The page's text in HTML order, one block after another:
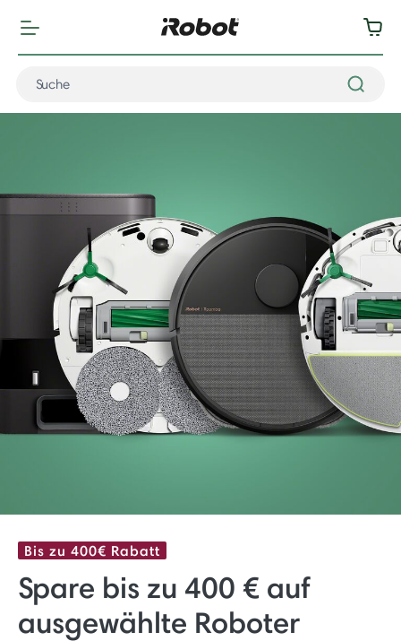
Bis zu 400€ Rabatt
Spare bis zu 400 € auf
ausgewählte Roboter